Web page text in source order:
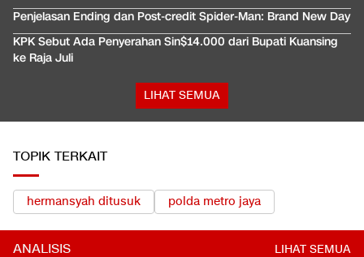
Penjelasan Ending dan Post-credit Spider-Man: Brand New Day
KPK Sebut Ada Penyerahan Sin$14.000 dari Bupati Kuansing
ke Raja Juli
LIHAT SEMUA
TOPIK TERKAIT
hermansyah ditusuk polda metro jaya
ANALISIS LIHAT SEMUA